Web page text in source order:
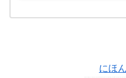
にほ